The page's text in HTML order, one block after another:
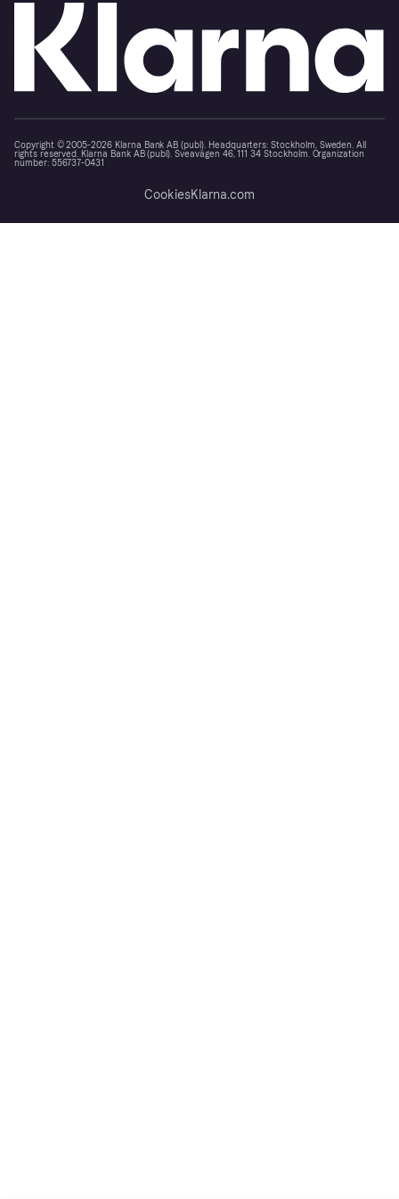
Copyright © 2005-2026 Klarna Bank AB (publ). Headquarters: Stockholm, Sweden. All
rights reserved. Klarna Bank AB (publ). Sveavägen 46, 111 34 Stockholm. Organization
number: 556737-0431
CookiesKlarna.com